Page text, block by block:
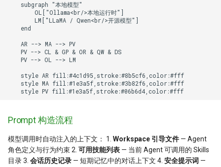
    subgraph "本地模型"
        OL["Ollama<br/>本地运行时"]
        LM["LLaMA / Qwen<br/>开源模型"]
    end
    AR --> MA --> PV
    PV --> CL & GP & OR & QW & DS
    PV --> OL --> LM
    style AR fill:#4c1d95,stroke:#8b5cf6,color:#fff
    style MA fill:#1e3a5f,stroke:#3b82f6,color:#fff
    style PV fill:#1e3a5f,stroke:#06b6d4,color:#fff
Prompt 构造流程
模型调用时自动注入的上下文： 1. Workspace 引导文件 — Agent
角色定义与行为约束 2. 可用技能列表 — 当前 Agent 可调用的 Skills
目录 3. 会话历史记录 — 短期记忆中的对话上下文 4. 安全提示词 —